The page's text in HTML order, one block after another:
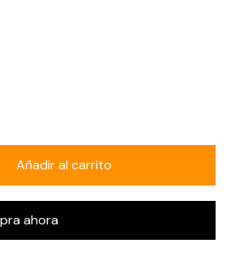
Añadir al carrito
ahora